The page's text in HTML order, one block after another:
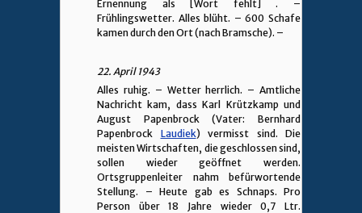
Ernennung als [Wort fehlt] . –
Frühlingswetter. Alles blüht. – 600 Schafe
kamen durch den Ort (nach Bramsche). –
22. April 1943
Alles ruhig. – Wetter herrlich. – Amtliche
Nachricht kam, dass Karl Krützkamp und
August Papenbrock (Vater: Bernhard
Papenbrock Laudiek) vermisst sind. Die
meisten Wirtschaften, die geschlossen sind,
sollen wieder geöffnet werden.
Ortsgruppenleiter nahm befürwortende
Stellung. – Heute gab es Schnaps. Pro
Person über 18 Jahre wieder 0,7 Ltr.